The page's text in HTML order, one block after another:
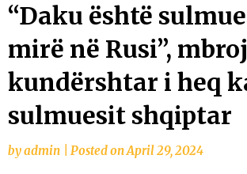
“Daku është
mirë në Rusi”,
kundërshtar i heq
sulmuesit shqiptar
byadmin Posted onApril 29, 2024